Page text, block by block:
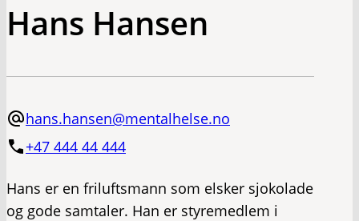
Hans Hansen
hans.hansen@mentalhelse.no
+47 444 44 444
Hans er en friluftsmann som elsker sjokolade
og gode samtaler. Han er styremedlem i